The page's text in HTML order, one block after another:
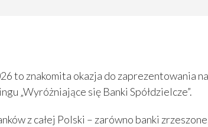
to znakomita okazja do
„Wyróżniające się Banki Spółdzielcze”.
z całej Polski – zarówno banki